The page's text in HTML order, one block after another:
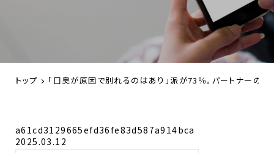
トップ 「口臭が原因で別れるのはあり」派が73％。パートナーの
a61cd3129665efd36fe83d587a914bca
2025.03.12